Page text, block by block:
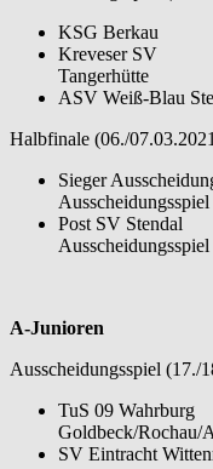
KSG
Kreveser
Tangerhütte
ASV Weiß-Blau
Halbfinale (06./
Sieger
Ausscheidungsspiel
Post SV
Ausscheidungsspiel
A-Junioren
Ausscheidungsspiel (17./
TuS 09
Goldbeck/Rochau/
SV Eintracht